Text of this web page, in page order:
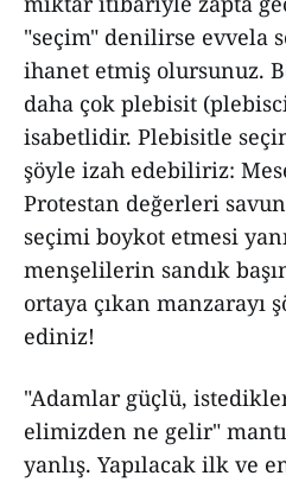
"seçim" denilirse evvela
ihanet etmiş olursunuz.
daha çok plebisit
isabetlidir. Plebisitle
şöyle izah edebiliriz:
Protestan değerleri
seçimi boykot etmesi
menşelilerin sandık
ortaya çıkan manzarayı
ediniz!
"Adamlar güçlü,
elimizden ne gelir"
yanlış. Yapılacak ilk ve